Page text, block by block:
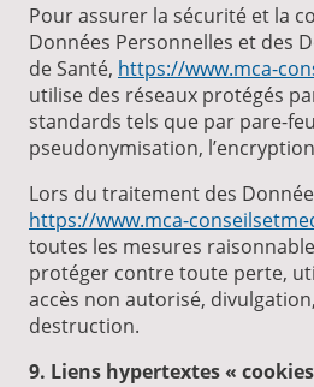
Pour assurer la sécurité et la
Données Personnelles et des
de Santé, https://www.mca-
utilise des réseaux protégés
standards tels que par pare-
pseudonymisation,
Lors du traitement des
https://www.mca-
toutes les mesures
protéger contre toute perte,
accès non autorisé,
destruction.
9. Liens hypertextes «